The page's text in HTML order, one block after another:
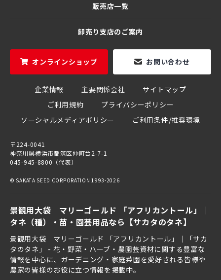
景観用大袋 マリーゴールド 「アフリカントール」｜
タネ（種）・苗・園芸用品なら【サカタのタネ】
景観用大袋 マリーゴールド 「アフリカントール」｜「サカ
タのタネ」 - 花・野菜・ハーブ・農園芸資材に関する豊富な
情報を中心に、ガーデニング・家庭菜園を愛好される皆様や
農家の皆様のお役に立つ情報を掲載中。
販売店一覧
卸売り支店のご案内
オンラインショップ お問い合わせ
企業情報 主要関係会社
サイトマップ
ご利用規約
プライバシーポリシー
ソーシャルメディアポリシー
ご利用条件/推奨環境
〒224-0041
神奈川県横浜市都筑区仲町台2-7-1
045-945-8800（代表）
© SAKATA SEED CORPORATION 1993-2026